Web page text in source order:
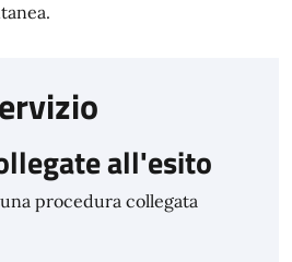
all'esito
procedura collegata